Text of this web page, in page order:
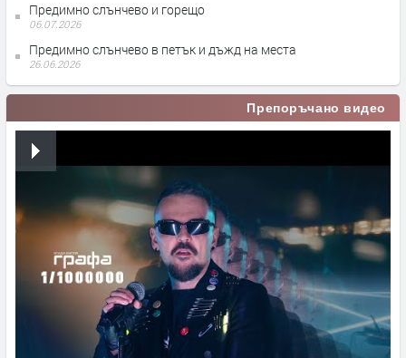
Предимно слънчево и горещо
06.07.2026
Предимно слънчево в петък и дъжд на места
26.06.2026
Препоръчано видео